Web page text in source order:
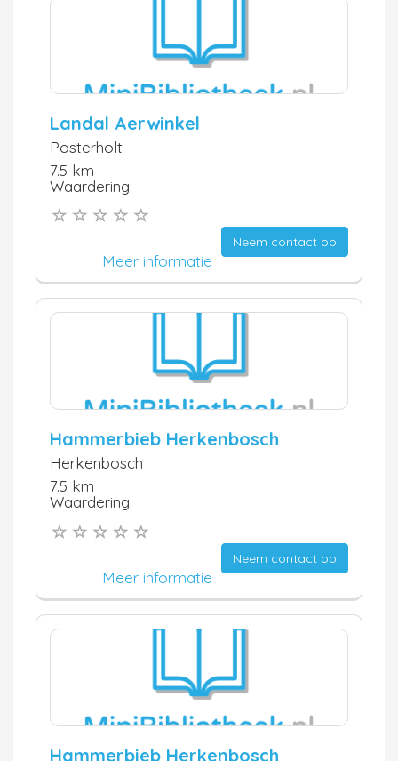
Landal Aerwinkel
Posterholt
7.5 km
Waardering:
Neem contact op
Meer informatie
Hammerbieb Herkenbosch
Herkenbosch
7.5 km
Waardering:
Neem contact op
Meer informatie
Hammerbieb Herkenbosch